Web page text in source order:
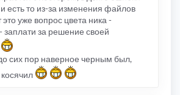
есть то из-за изменения файлов
это уже вопрос цвета ника -
заплати за решение своей
сих пор наверное черным был,